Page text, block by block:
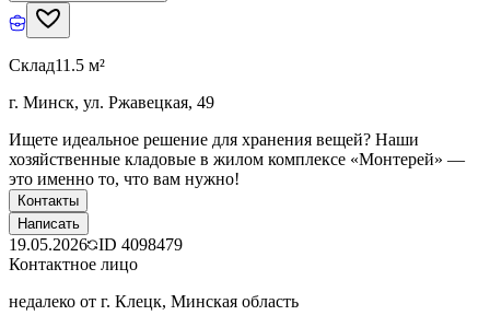
Склад11.5 м²
г. Минск, ул. Ржавецкая, 49
Ищете идеальное решение для хранения вещей? Наши
хозяйственные кладовые в жилом комплексе «Монтерей» —
это именно то, что вам нужно!
Контакты
Написать
19.05.2026 ID 4098479
Контактное лицо
недалеко от г. Клецк, Минская область